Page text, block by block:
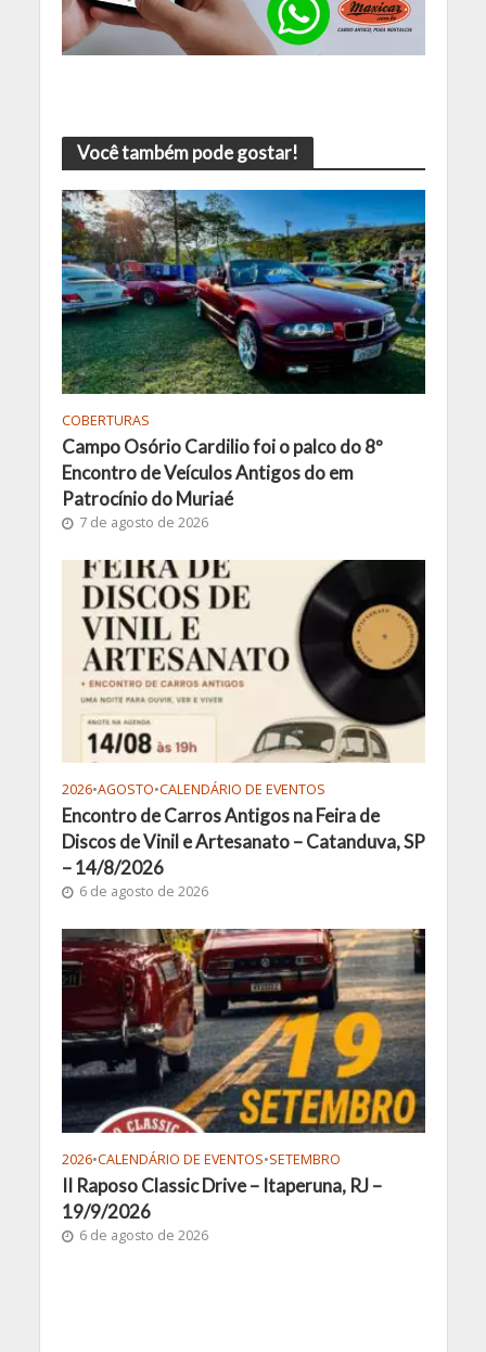
Você também pode gostar!
COBERTURAS
Campo Osório Cardilio foi o palco do 8º
Encontro de Veículos Antigos do em
Patrocínio do Muriaé
7 de agosto de 2026
2026•AGOSTO•CALENDÁRIO DE EVENTOS
Encontro de Carros Antigos na Feira de
Discos de Vinil e Artesanato – Catanduva, SP
– 14/8/2026
6 de agosto de 2026
2026•CALENDÁRIO DE EVENTOS•SETEMBRO
II Raposo Classic Drive – Itaperuna, RJ –
19/9/2026
6 de agosto de 2026